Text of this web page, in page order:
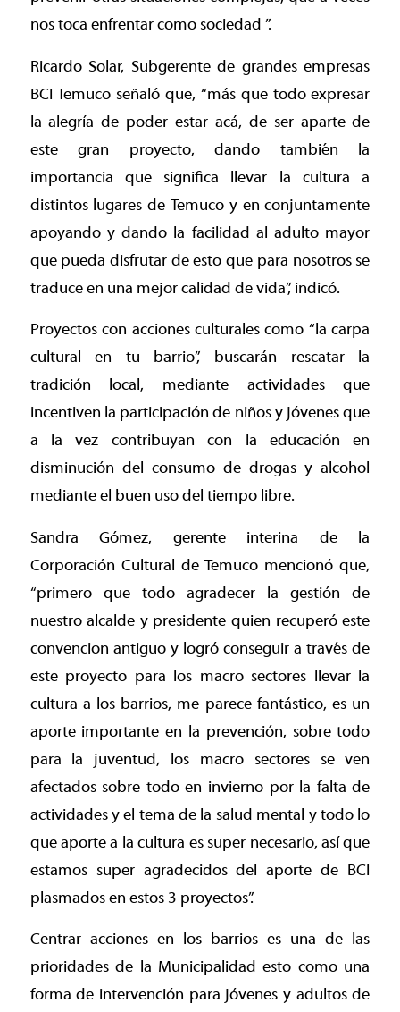
nos toca enfrentar como sociedad ”.
Ricardo Solar, Subgerente de grandes empresas
BCI Temuco señaló que, “más que todo expresar
la alegría de poder estar acá, de ser aparte de
este gran proyecto, dando también la
importancia que significa llevar la cultura a
distintos lugares de Temuco y en conjuntamente
apoyando y dando la facilidad al adulto mayor
que pueda disfrutar de esto que para nosotros se
traduce en una mejor calidad de vida”, indicó.
Proyectos con acciones culturales como “la carpa
cultural en tu barrio”, buscarán rescatar la
tradición local, mediante actividades que
incentiven la participación de niños y jóvenes que
a la vez contribuyan con la educación en
disminución del consumo de drogas y alcohol
mediante el buen uso del tiempo libre.
Sandra Gómez, gerente interina de la
Corporación Cultural de Temuco mencionó que,
“primero que todo agradecer la gestión de
nuestro alcalde y presidente quien recuperó este
convencion antiguo y logró conseguir a través de
este proyecto para los macro sectores llevar la
cultura a los barrios, me parece fantástico, es un
aporte importante en la prevención, sobre todo
para la juventud, los macro sectores se ven
afectados sobre todo en invierno por la falta de
actividades y el tema de la salud mental y todo lo
que aporte a la cultura es super necesario, así que
estamos super agradecidos del aporte de BCI
plasmados en estos 3 proyectos”.
Centrar acciones en los barrios es una de las
prioridades de la Municipalidad esto como una
forma de intervención para jóvenes y adultos de